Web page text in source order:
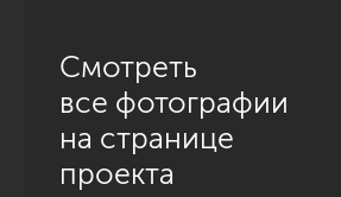
Смотреть
все фотографии
на странице
проекта